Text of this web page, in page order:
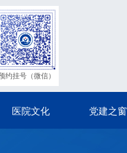
约挂号（微信）
医院文化 党建之窗